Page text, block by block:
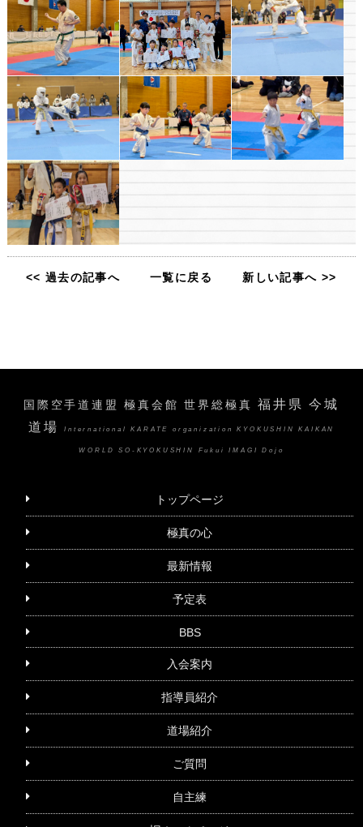
<< 過去の記事へ 一覧に戻る 新しい記事へ >>
国際空手道連盟 極真会館 世界総極真福井県 今城
道場
International KARATE organization KYOKUSHIN KAIKAN
WORLD SO-KYOKUSHIN Fukui IMAGI Dojo
トップページ
極真の心
最新情報
予定表
BBS
入会案内
指導員紹介
道場紹介
ご質問
自主練